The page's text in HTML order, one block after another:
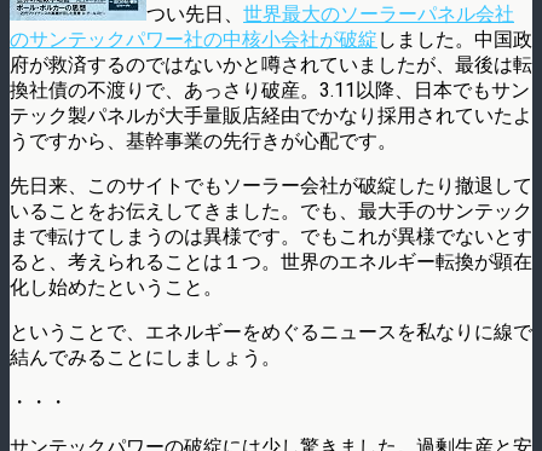
つい先日、 世界最大のソーラーパネル会社
のサンテックパワー社の中核小会社が破綻 しました。中国政
府が救済するのではないかと噂されていましたが、最後は転
換社債の不渡りで、あっさり破産。3.11以降、日本でもサン
テック製パネルが大手量販店経由でかなり採用されていたよ
うですから、基幹事業の先行きが心配です。
先日来、このサイトでもソーラー会社が破綻したり撤退して
いることをお伝えしてきました。でも、最大手のサンテック
まで転けてしまうのは異様です。でもこれが異様でないとす
ると、考えられることは１つ。世界のエネルギー転換が顕在
化し始めたということ。
ということで、エネルギーをめぐるニュースを私なりに線で
結んでみることにしましょう。
・・・